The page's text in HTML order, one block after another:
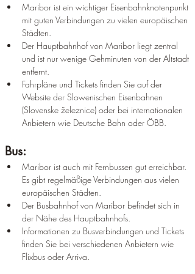
Maribor ist ein wichtiger Eisenbahnknotenpunkt
mit guten Verbindungen zu vielen europäischen
Städten.
Der Hauptbahnhof von Maribor liegt zentral
und ist nur wenige Gehminuten von der Altstadt
entfernt.
Fahrpläne und Tickets finden Sie auf der
Website der Slowenischen Eisenbahnen
(Slovenske železnice) oder bei internationalen
Anbietern wie Deutsche Bahn oder ÖBB.
Bus:
Maribor ist auch mit Fernbussen gut erreichbar.
Es gibt regelmäßige Verbindungen aus vielen
europäischen Städten.
Der Busbahnhof von Maribor befindet sich in
der Nähe des Hauptbahnhofs.
Informationen zu Busverbindungen und Tickets
finden Sie bei verschiedenen Anbietern wie
Flixbus oder Arriva.